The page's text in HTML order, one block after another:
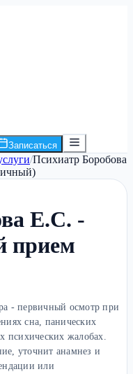
Записаться
/Психиатр Боробова
Е.С. -
прием
- первичный осмотр при
сна, панических
психических жалобах.
уточнит анамнез и
или